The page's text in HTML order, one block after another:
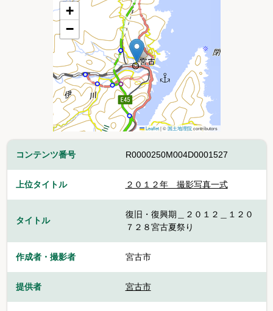
+
−
Leaflet|©国土地理院contributors
コンテンツ番号 R0000250M004D0001527
上位タイトル ２０１２年 撮影写真一式
タイトル
復旧・復興期＿２０１２＿１２０
７２８宮古夏祭り
作成者・撮影者 宮古市
提供者 宮古市